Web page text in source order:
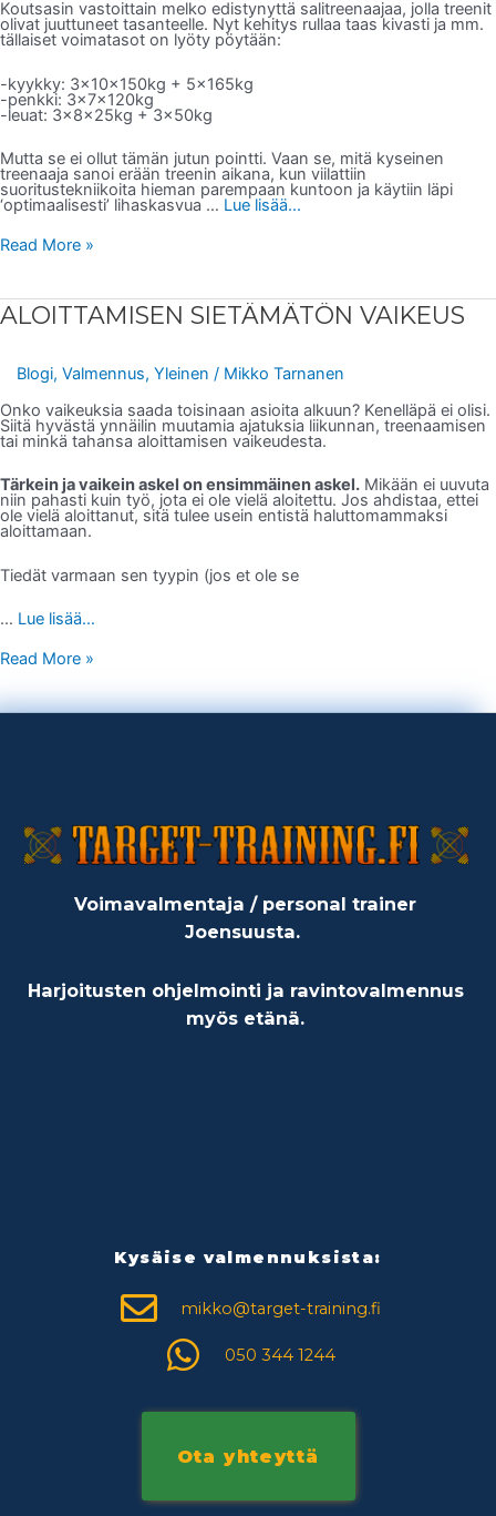
Koutsasin vastoittain melko edistynyttä salitreenaajaa, jolla treenit
olivat juuttuneet tasanteelle. Nyt kehitys rullaa taas kivasti ja mm.
tällaiset voimatasot on lyöty pöytään:
-kyykky: 3x10x150kg + 5x165kg
-penkki: 3x7x120kg
-leuat: 3x8x25kg + 3x50kg
Mutta se ei ollut tämän jutun pointti. Vaan se, mitä kyseinen
treenaaja sanoi erään treenin aikana, kun viilattiin
suoritustekniikoita hieman parempaan kuntoon ja käytiin läpi
‘optimaalisesti’ lihaskasvua … Lue lisää...
Read More »
ALOITTAMISEN SIETÄMÄTÖN VAIKEUS
Blogi, Valmennus, Yleinen / Mikko Tarnanen
Onko vaikeuksia saada toisinaan asioita alkuun? Kenelläpä ei olisi.
Siitä hyvästä ynnäilin muutamia ajatuksia liikunnan, treenaamisen
tai minkä tahansa aloittamisen vaikeudesta.
Tärkein ja vaikein askel on ensimmäinen askel. Mikään ei uuvuta
niin pahasti kuin työ, jota ei ole vielä aloitettu. Jos ahdistaa, ettei
ole vielä aloittanut, sitä tulee usein entistä haluttomammaksi
aloittamaan.
Tiedät varmaan sen tyypin (jos et ole se
… Lue lisää...
ALOITTAMISEN
SIETÄMÄTÖN
Read More »
Voimavalmentaja / personal trainer
Joensuusta.
Harjoitusten ohjelmointi ja ravintovalmennus
myös etänä.
Kysäise valmennuksista:
mikko@target-training.fi
050 344 1244
Ota yhteyttä